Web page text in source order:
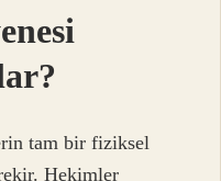
tam bir fiziksel
Hekimler